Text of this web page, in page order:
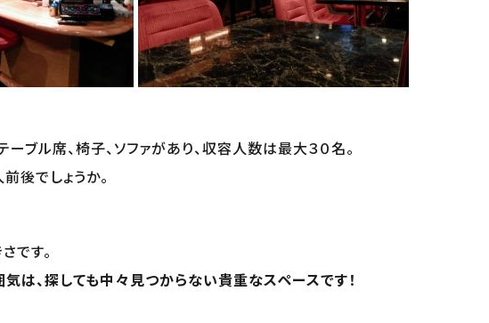
ーブル席、椅子、ソファがあり、収容人数は最大３０名。
後でしょうか。
です。
は、探しても中々見つからない貴重なスペースです！